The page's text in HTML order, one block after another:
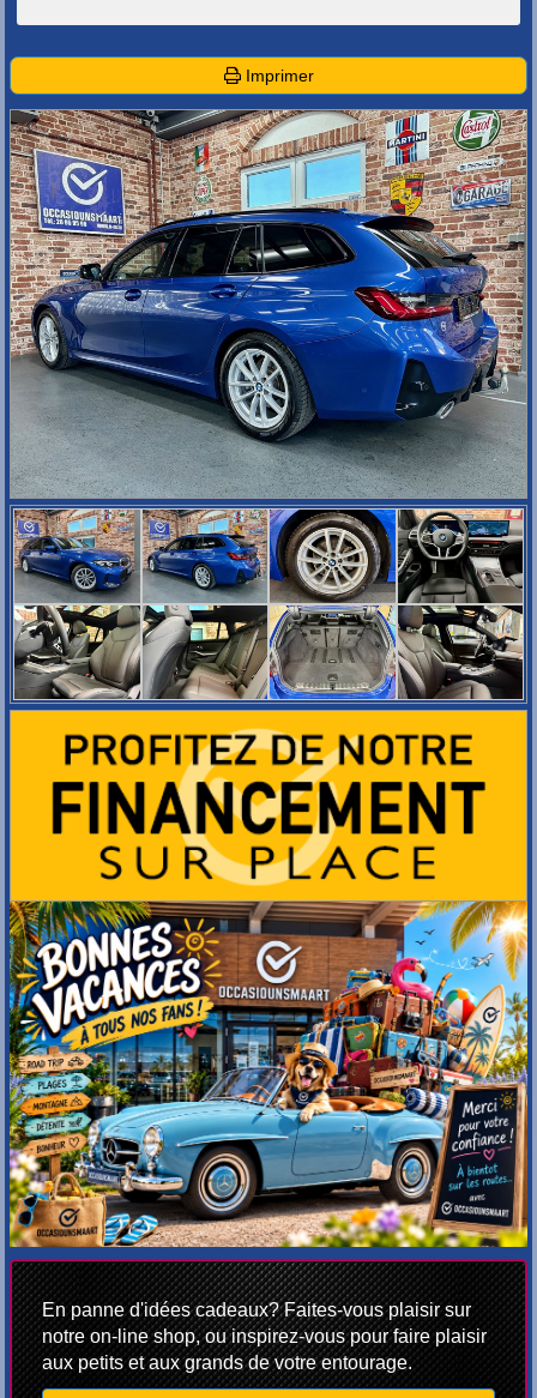
Imprimer
En panne d'idées cadeaux? Faites-vous plaisir sur
notre on-line shop, ou inspirez-vous pour faire plaisir
aux petits et aux grands de votre entourage.